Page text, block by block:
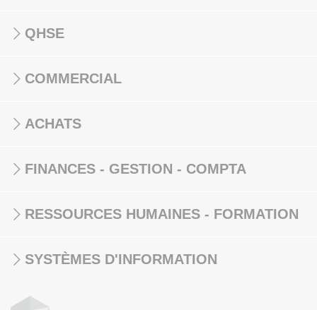
QHSE
COMMERCIAL
ACHATS
FINANCES - GESTION - COMPTA
RESSOURCES HUMAINES - FORMATION
SYSTÈMES D'INFORMATION